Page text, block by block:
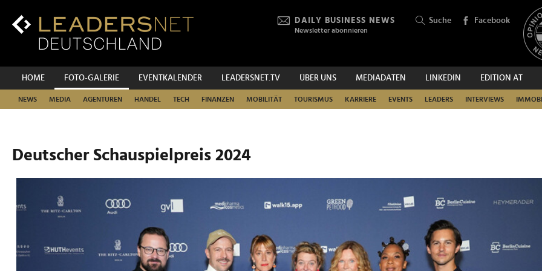
Inhalt
Hauptnavigation
DAILY BUSINESS NEWS
Newsletter abonnieren
Suche Facebook
HOME FOTO-GALERIE EVENTKALENDER LEADERSNET.TV ÜBER UNS MEDIADATEN LINKEDIN EDITION AT
NEWS MEDIA AGENTUREN HANDEL TECH FINANZEN MOBILITÄT TOURISMUS KARRIERE EVENTS LEADERS INTERVIEWS
SUCHEN
Deutscher Schauspielpreis 2024